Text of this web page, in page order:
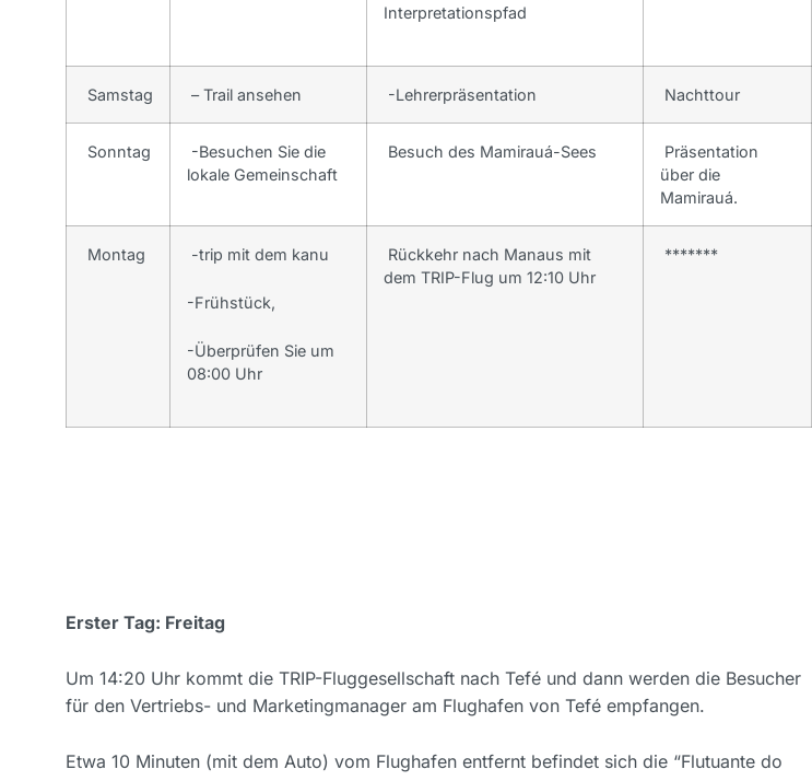
Interpretationspfad
Samstag – Trail ansehen -Lehrerpräsentation Nachttour
Sonntag
-Besuchen Sie die
lokale Gemeinschaft
Besuch des Mamirauá-Sees
Präsentation
über die
Mamirauá.
Montag -trip mit dem kanu
-Frühstück,
-Überprüfen Sie um
08:00 Uhr
Rückkehr nach Manaus mit
dem TRIP-Flug um 12:10 Uhr
*******
Erster Tag: Freitag
Um 14:20 Uhr kommt die TRIP-Fluggesellschaft nach Tefé und dann werden die Besucher
für den Vertriebs- und Marketingmanager am Flughafen von Tefé empfangen.
Etwa 10 Minuten (mit dem Auto) vom Flughafen entfernt befindet sich die “Flutuante do